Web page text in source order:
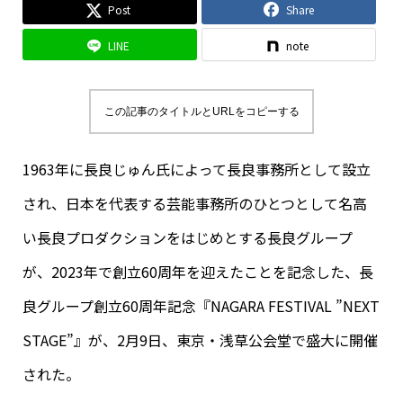
Post Share
LINE note
この記事のタイトルとURLをコピーする
1963年に長良じゅん氏によって長良事務所として設立
され、日本を代表する芸能事務所のひとつとして名高
い長良プロダクションをはじめとする長良グループ
が、2023年で創立60周年を迎えたことを記念した、長
良グループ創立60周年記念『NAGARA FESTIVAL ”NEXT
STAGE”』が、2月9日、東京・浅草公会堂で盛大に開催
された。